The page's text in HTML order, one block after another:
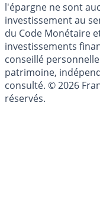
Les articles et
l'épargne ne sont
investissement au
du Code Monétaire
investissements
conseillé
patrimoine,
consulté. © 2026